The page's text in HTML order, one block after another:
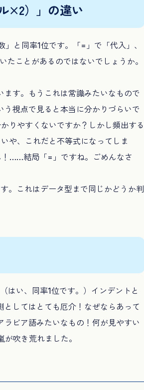
×2）」の違い
と同率1位です。「=」で「代入」、
たことがあるのではないでしょうか。
す。もうこれは常識みたいなもので
視点で見ると本当に分かりづらいで
りやすくないですか？しかし頻出する
や、これだと不等式になってしま
……結局「=」ですね。ごめんなさ
。これはデータ型まで同じかどうか判
はい、同率1位です。）インデントと
してはとても厄介！なぜならあって
ビア語みたいなもの！何が見やすい
吹き荒れました。